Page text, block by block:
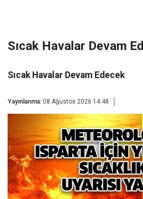
Sıcak Havalar Devam
Sıcak Havalar Devam Edecek
Yayınlanma: 08 Ağustos 2026 14:48